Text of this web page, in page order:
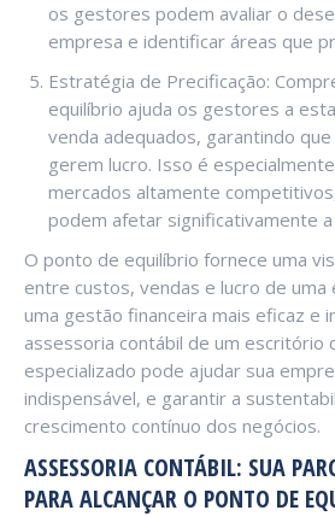
os gestores podem avaliar o
empresa e identificar áreas que
Estratégia de Precificação:
equilíbrio ajuda os gestores a
venda adequados, garantindo
gerem lucro. Isso é
mercados altamente
podem afetar significativamente
O ponto de equilíbrio fornece uma
entre custos, vendas e lucro de
uma gestão financeira mais eficaz e
assessoria contábil de um escritório
especializado pode ajudar sua
indispensável, e garantir a
crescimento contínuo dos negócios.
ASSESSORIA CONTÁBIL: SUA
PARA ALCANÇAR O PONTO DE